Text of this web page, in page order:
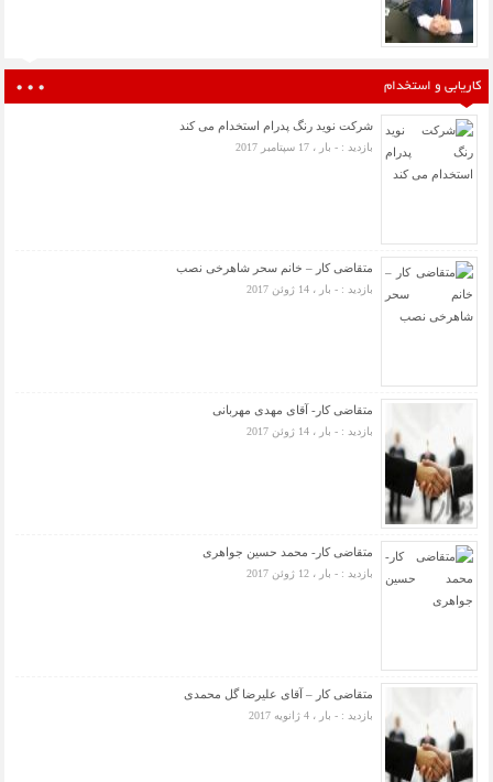
کاریابی و استخدام
شرکت نوید رنگ پدرام استخدام می کند
بازدید : - بار ، 17 سپتامبر 2017
متقاضی کار – خانم سحر شاهرخی نصب
بازدید : - بار ، 14 ژوئن 2017
متقاضی کار- آقای مهدی مهربانی
بازدید : - بار ، 14 ژوئن 2017
متقاضی کار- محمد حسین جواهری
بازدید : - بار ، 12 ژوئن 2017
متقاضی کار – آقای علیرضا گل محمدی
بازدید : - بار ، 4 ژانویه 2017